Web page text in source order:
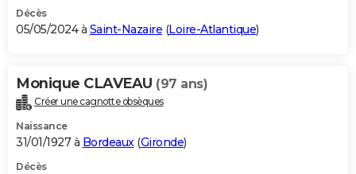
Décès
05/05/2024 à Saint-Nazaire (Loire-Atlantique)
Monique CLAVEAU (97 ans)
Créer une cagnotte obsèques
Naissance
31/01/1927 à Bordeaux(Gironde)
Décès